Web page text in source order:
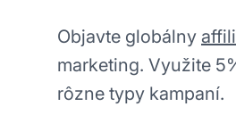
Objavte globálny
marketing. Využite
rôzne typy kampaní.